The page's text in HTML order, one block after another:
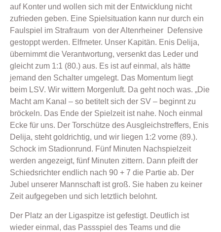
auf Konter und wollen sich mit der Entwicklung nicht
zufrieden geben. Eine Spielsituation kann nur durch ein
Faulspiel im Strafraum von der Altenrheiner Defensive
gestoppt werden. Elfmeter. Unser Kapitän. Enis Delija,
übernimmt die Verantwortung, versenkt das Leder und
gleicht zum 1:1 (80.) aus. Es ist auf einmal, als hätte
jemand den Schalter umgelegt. Das Momentum liegt
beim LSV. Wir wittern Morgenluft. Da geht noch was. „Die
Macht am Kanal – so betitelt sich der SV – beginnt zu
bröckeln. Das Ende der Spielzeit ist nahe. Noch einmal
Ecke für uns. Der Torschütze des Ausgleichstreffers, Enis
Delija, steht goldrichtig, und wir liegen 1:2 vorne (89.).
Schock im Stadionrund. Fünf Minuten Nachspielzeit
werden angezeigt, fünf Minuten zittern. Dann pfeift der
Schiedsrichter endlich nach 90 + 7 die Partie ab. Der
Jubel unserer Mannschaft ist groß. Sie haben zu keiner
Zeit aufgegeben und sich letztlich belohnt.
Der Platz an der Ligaspitze ist gefestigt. Deutlich ist
wieder einmal, das Passspiel des Teams und die